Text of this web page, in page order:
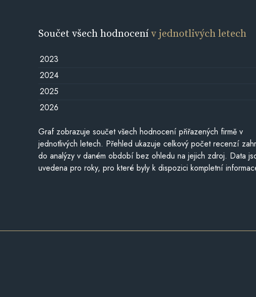
Součet všech hodnocenív jednotlivých letech
2023
2024
2025
2026
Graf zobrazuje součet všech hodnocení přiřazených firmě v
jednotlivých letech. Přehled ukazuje celkový počet recenzí
do analýzy v daném období bez ohledu na jejich zdroj. Data
uvedena pro roky, pro které byly k dispozici kompletní